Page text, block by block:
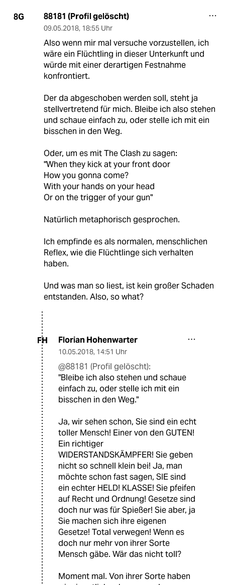
8G 88181 (Profil gelöscht)
09.05.2018, 18:55 Uhr
Also wenn mir mal versuche vorzustellen, ich
wäre ein Flüchtling in dieser Unterkunft und
würde mit einer derartigen Festnahme
konfrontiert.
Der da abgeschoben werden soll, steht ja
stellvertretend für mich. Bleibe ich also stehen
und schaue einfach zu, oder stelle ich mit ein
bisschen in den Weg.
Oder, um es mit The Clash zu sagen:
"When they kick at your front door
How you gonna come?
With your hands on your head
Or on the trigger of your gun"
Natürlich metaphorisch gesprochen.
Ich empfinde es als normalen, menschlichen
Reflex, wie die Flüchtlinge sich verhalten
haben.
Und was man so liest, ist kein großer Schaden
entstanden. Also, so what?
FH Florian Hohenwarter
10.05.2018, 14:51 Uhr
@88181 (Profil gelöscht):
"Bleibe ich also stehen und schaue
einfach zu, oder stelle ich mit ein
bisschen in den Weg."
Ja, wir sehen schon, Sie sind ein echt
toller Mensch! Einer von den GUTEN!
Ein richtiger
WIDERSTANDSKÄMPFER! Sie geben
nicht so schnell klein bei! Ja, man
möchte schon fast sagen, SIE sind
ein echter HELD! KLASSE! Sie pfeifen
auf Recht und Ordnung! Gesetze sind
doch nur was für Spießer! Sie aber, ja
Sie machen sich ihre eigenen
Gesetze! Total verwegen! Wenn es
doch nur mehr von ihrer Sorte
Mensch gäbe. Wär das nicht toll?
Moment mal. Von ihrer Sorte haben